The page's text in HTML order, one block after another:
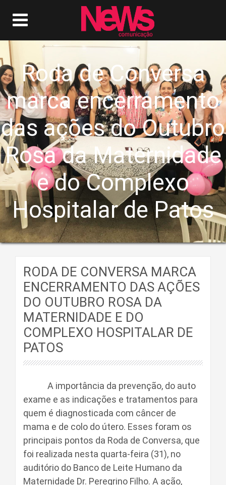
Roda de Conversa
marca encerramento
das ações do Outubro
Rosa da Maternidade
e do Complexo
Hospitalar de Patos
RODA DE CONVERSA MARCA
ENCERRAMENTO DAS AÇÕES
DO OUTUBRO ROSA DA
MATERNIDADE E DO
COMPLEXO HOSPITALAR DE
PATOS
A importância da prevenção, do auto
exame e as indicações e tratamentos para
quem é diagnosticada com câncer de
mama e de colo do útero. Esses foram os
principais pontos da Roda de Conversa, que
foi realizada nesta quarta-feira (31), no
auditório do Banco de Leite Humano da
Maternidade Dr. Peregrino Filho. A ação,